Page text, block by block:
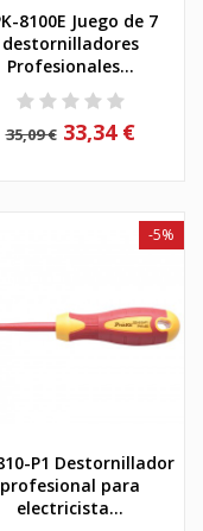
8100E Juego de 7
destornilladores
Profesionales...
35,09 € 33,34 €
P1 Destornillador
profesional para
electricista...
-5%